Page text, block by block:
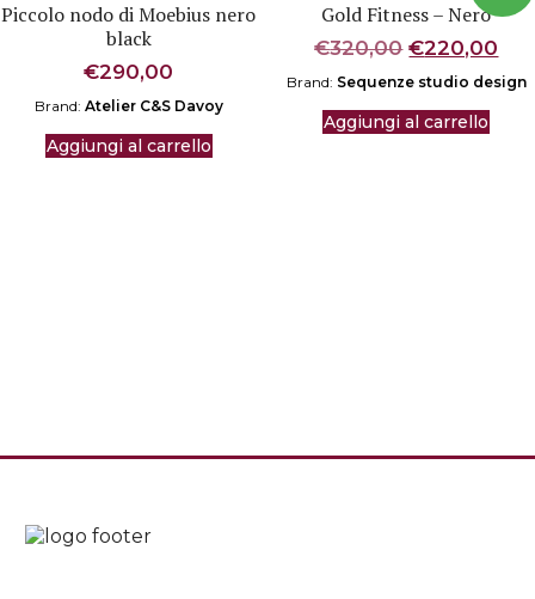
Piccolo nodo di Moebius nero
black
€290,00
Brand: Atelier C&S Davoy
Aggiungi al carrello
Gold Fitness – Nero
€320,00 Il
prezzo
originale
era:
€220,00
Brand: Sequenze studio design
Aggiungi al carrello